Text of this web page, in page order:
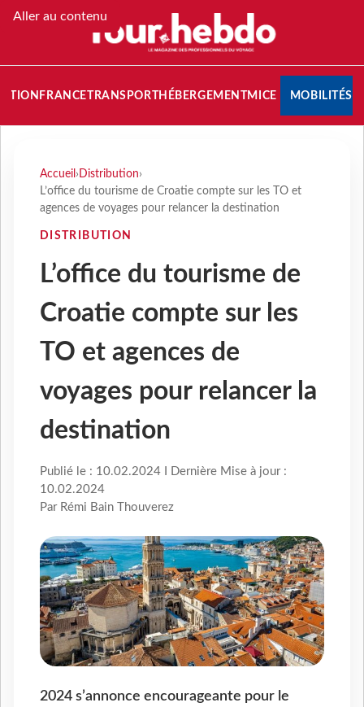
Aller au contenu
FRANCETRANSPORT HÉBERGEMENTMICE MOBILITÉS
Accueil › Distribution›
L’office du tourisme de Croatie compte sur les TO et
agences de voyages pour relancer la destination
DISTRIBUTION
L’office du tourisme de
Croatie compte sur les
TO et agences de
voyages pour relancer la
destination
Publié le : 10.02.2024 I Dernière Mise à jour :
10.02.2024
Par Rémi Bain Thouverez
2024 s’annonce encourageante pour le